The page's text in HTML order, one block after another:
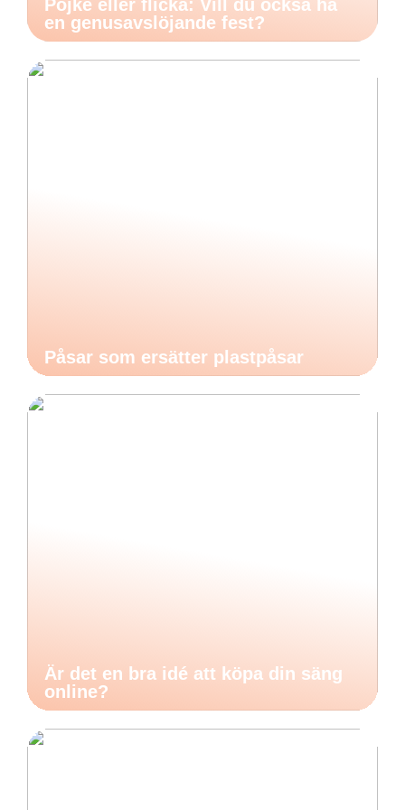
Pojke eller flicka: Vill du också ha
en genusavslöjande fest?
Påsar som ersätter plastpåsar
Är det en bra idé att köpa din säng
online?